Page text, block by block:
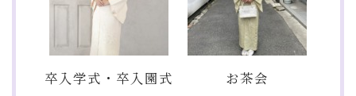
卒入学式・卒入園式
お茶会